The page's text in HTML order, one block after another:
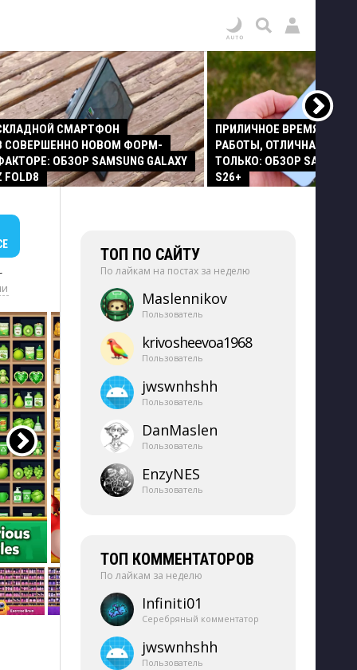
СМАРТФОН
СОВЕРШЕННО НОВОМ ФОРМ-
ОБЗОР SAMSUNG GALAXY
FOLD8
ПРИЛИЧНОЕ ВРЕМЯ
РАБОТЫ, ОТЛИЧНАЯ
ТОЛЬКО: ОБЗОР SAMSUNG
S26+
ТОП ПО САЙТУ
По лайкам на постах за неделю
Maslennikov
Пользователь
krivosheevoa1968
Пользователь
jwswnhshh
Пользователь
DanMaslen
Пользователь
EnzyNES
Пользователь
ТОП КОММЕНТАТОРОВ
По лайкам за неделю
Infiniti01
Серебряный комментатор
jwswnhshh
Пользователь